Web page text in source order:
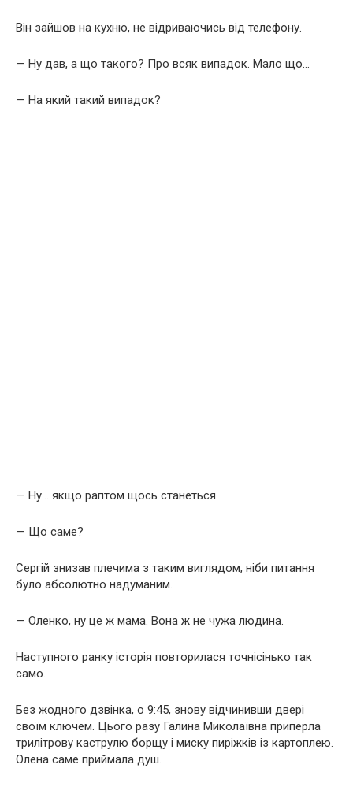
Він зайшов на кухню, не відриваючись від телефону.
— Ну дав, а що такого? Про всяк випадок. Мало що…
— На який такий випадок?
— Ну… якщо раптом щось станеться.
— Що саме?
Сергій знизав плечима з таким виглядом, ніби питання
було абсолютно надуманим.
— Оленко, ну це ж мама. Вона ж не чужа людина.
Наступного ранку історія повторилася точнісінько так
само.
Без жодного дзвінка, о 9:45, знову відчинивши двері
своїм ключем. Цього разу Галина Миколаївна приперла
трилітрову каструлю борщу і миску пиріжків із картоплею.
Олена саме приймала душ.